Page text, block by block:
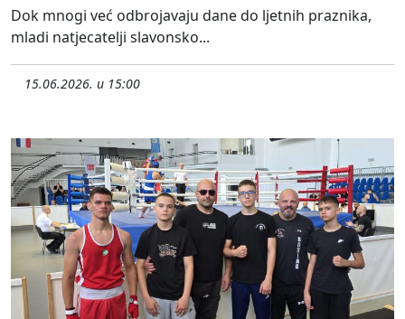
Dok mnogi već odbrojavaju dane do ljetnih praznika,
mladi natjecatelji slavonsko...
15.06.2026. u 15:00